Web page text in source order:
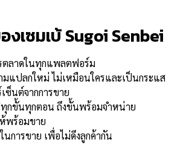
งเซมเบ้ Sugoi Senbei
ตลาดในทุกแพลตฟอร์ม
มแปลกใหม่ ไม่เหมือนใครและเป็นกระแส
ซ็นต์จากการขาย
กขั้นทุกตอน ถึงขั้นพร้อมจำหน่าย
พร้อมขาย
การขาย เพื่อไม่ดึงลูกค้ากัน